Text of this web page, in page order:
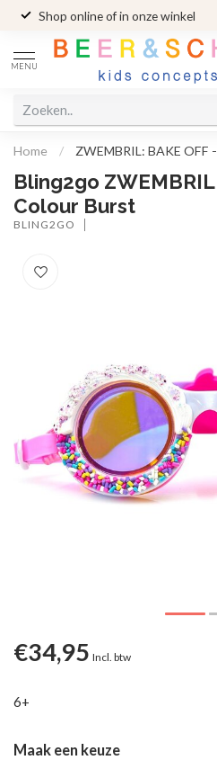
Shop online of in onze winkel
MENU
Home / ZWEMBRIL: BAKE OFF
Bling2go
Colour Burst
BLING2GO
€34,95 Incl. btw
6+
Maak een keuze